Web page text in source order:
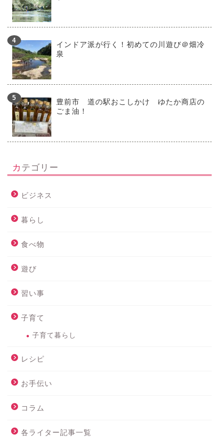
インドア派が行く！初めての川遊び＠畑冷
泉
豊前市 道の駅おこしかけ ゆたか商店の
ごま油！
カテゴリー
ビジネス
暮らし
食べ物
遊び
習い事
子育て
子育て暮らし
レシピ
お手伝い
コラム
各ライター記事一覧